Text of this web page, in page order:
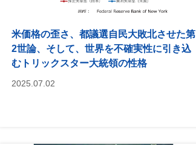
米価格の歪さ、都議選自民大敗北させた第
2世論、そして、世界を不確実性に引き込
むトリックスター大統領の性格
2025.07.02